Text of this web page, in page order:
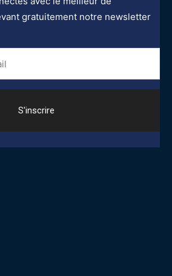
gratuitement notre newsletter